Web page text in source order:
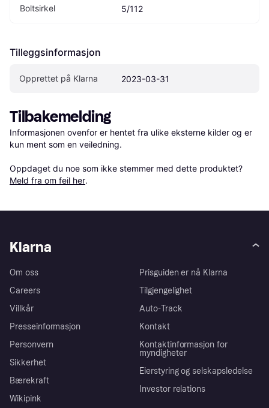
Boltsirkel 5/112
Tilleggsinformasjon
Opprettet på Klarna 2023-03-31
Tilbakemelding
Informasjonen ovenfor er hentet fra ulike eksterne kilder og er
kun ment som en veiledning.
Oppdaget du noe som ikke stemmer med dette produktet?
Meld fra om feil her.
Klarna
Om oss
Careers
Villkår
Presseinformasjon
Personvern
Sikkerhet
Bærekraft
Wikipink
Prisguiden er nå Klarna
Tilgjengelighet
Auto-Track
Kontakt
Kontaktinformasjon for
myndigheter
Eierstyring og selskapsledelse
Investor relations